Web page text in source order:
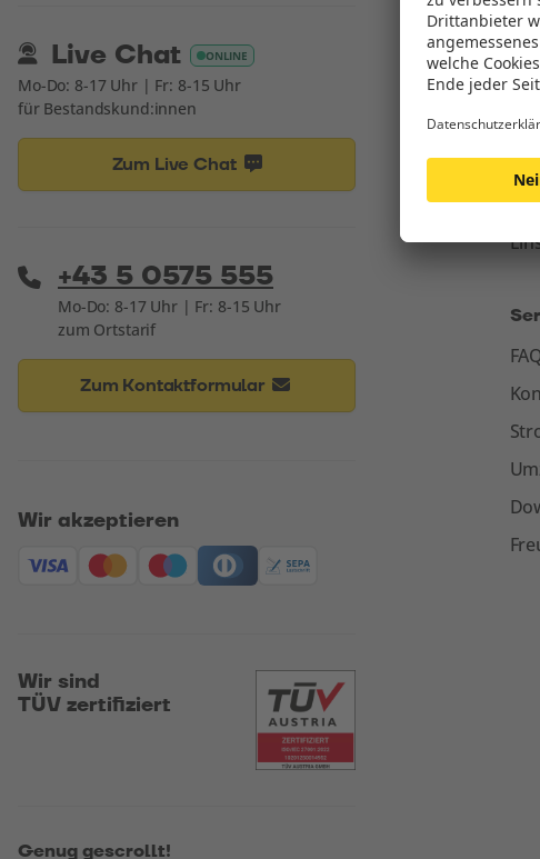
Live Chat ONLINE
Mo-Do: 8-17 Uhr | Fr: 8-15 Uhr
für Bestandskund:innen
Zum Live Chat
+43 5 0575 555
Mo-Do: 8-17 Uhr | Fr: 8-15 Uhr
zum Ortstarif
Zum Kontaktformular
Wir akzeptieren
Wir sind
TÜV zertifiziert
Genug gescrollt!
E-